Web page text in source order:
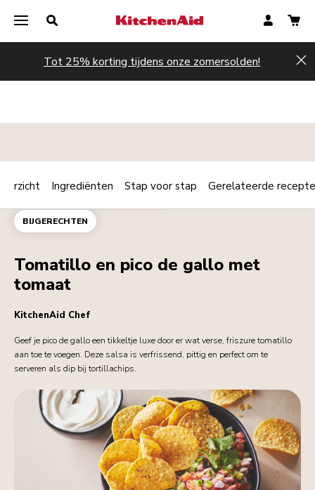
Tot 25% korting tijdens onze zomersolden!
DIPSAUZEN HOOFDGERECHT
BIJGERECHTEN
Print
Share
Tomatillo en pico de gallo met
tomaat
KitchenAid Chef
Geef je pico de gallo een tikkeltje luxe door er wat verse, friszure tomatillo
aan toe te voegen. Deze salsa is verfrissend, pittig en perfect om te
serveren als dip bij tortillachips.
Ingrediënten Stap voor stap Gerelateerde